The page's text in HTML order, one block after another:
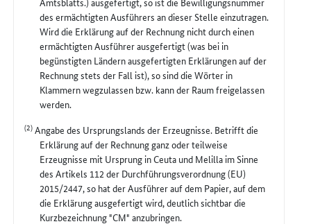
des ermächtigten Ausführers an dieser Stelle einzutragen.
Wird die Erklärung auf der Rechnung nicht durch einen
ermächtigten Ausführer ausgefertigt (was bei in
begünstigten Ländern ausgefertigten Erklärungen auf der
Rechnung stets der Fall ist), so sind die Wörter in
Klammern wegzulassen bzw. kann der Raum freigelassen
werden.
(2)Angabe des Ursprungslands der Erzeugnisse. Betrifft die
Erklärung auf der Rechnung ganz oder teilweise
Erzeugnisse mit Ursprung in Ceuta und Melilla im Sinne
des Artikels 112 der Durchführungsverordnung (EU)
2015/2447, so hat der Ausführer auf dem Papier, auf dem
die Erklärung ausgefertigt wird, deutlich sichtbar die
Kurzbezeichnung "CM" anzubringen.